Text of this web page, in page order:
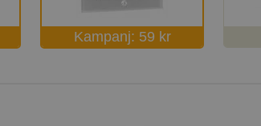
Kampanj: 59 kr